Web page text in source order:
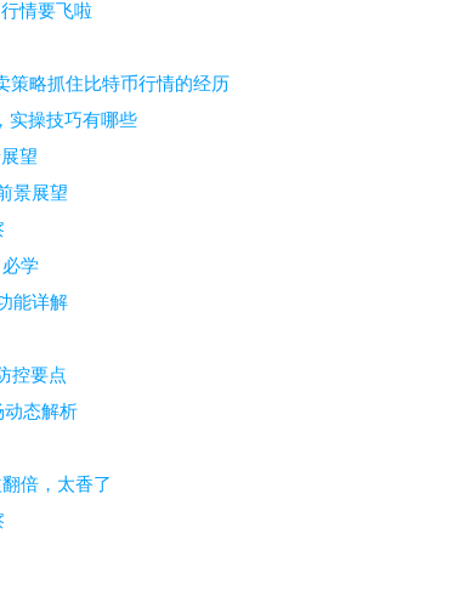
情要飞啦
策略抓住比特币行情的经历
实操技巧有哪些
望
景展望
学
能详解
控要点
动态解析
倍，太香了